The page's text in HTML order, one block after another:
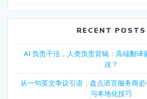
RECENT POSTS
AI 负责干活，人类负责背锅：高端翻译
这？
从一句英文争议引语，盘点语言服务商
与本地化技巧